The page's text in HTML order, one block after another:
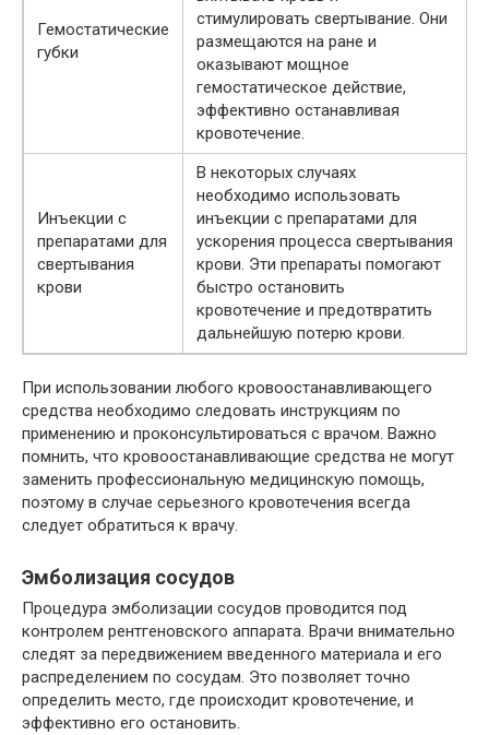
Гемостатические
губки
стимулировать свертывание. Они
размещаются на ране и
оказывают мощное
гемостатическое действие,
эффективно останавливая
кровотечение.
Инъекции с
препаратами для
свертывания
крови
В некоторых случаях
необходимо использовать
инъекции с препаратами для
ускорения процесса свертывания
крови. Эти препараты помогают
быстро остановить
кровотечение и предотвратить
дальнейшую потерю крови.
При использовании любого кровоостанавливающего
средства необходимо следовать инструкциям по
применению и проконсультироваться с врачом. Важно
помнить, что кровоостанавливающие средства не могут
заменить профессиональную медицинскую помощь,
поэтому в случае серьезного кровотечения всегда
следует обратиться к врачу.
Эмболизация сосудов
Процедура эмболизации сосудов проводится под
контролем рентгеновского аппарата. Врачи внимательно
следят за передвижением введенного материала и его
распределением по сосудам. Это позволяет точно
определить место, где происходит кровотечение, и
эффективно его остановить.